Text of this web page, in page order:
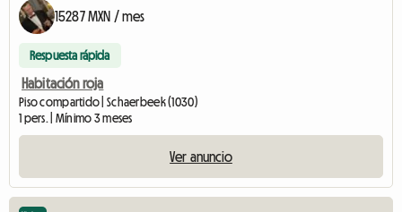
15287 MXN / mes
Respuesta rápida
Habitación roja
Piso compartido | Schaerbeek (1030)
1 pers. | Mínimo 3 meses
Ver anuncio